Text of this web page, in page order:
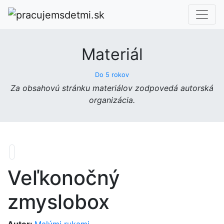
Materiál
Do 5 rokov
Za obsahovú stránku materiálov zodpovedá autorská
organizácia.
Veľkonočný
zmyslobox